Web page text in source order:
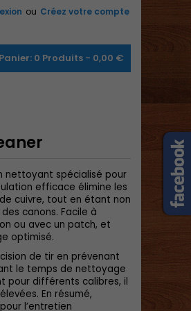
ou Créez votre compte
Panier: 0 Produits - 0,00 €
nettoyant spécialisé pour
efficace élimine les
cuivre, tout en étant non
canons. Facile à
ou avec un patch, et
optimisé.
de tir en prévenant
le temps de nettoyage
pour différents calibres, il
En résumé,
l’entretien